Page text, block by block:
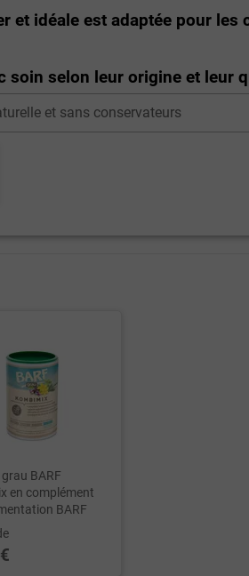
et idéale est adaptée pour
soin selon leur origine et leur
et sans conservateurs
BARF
en complément
BARF